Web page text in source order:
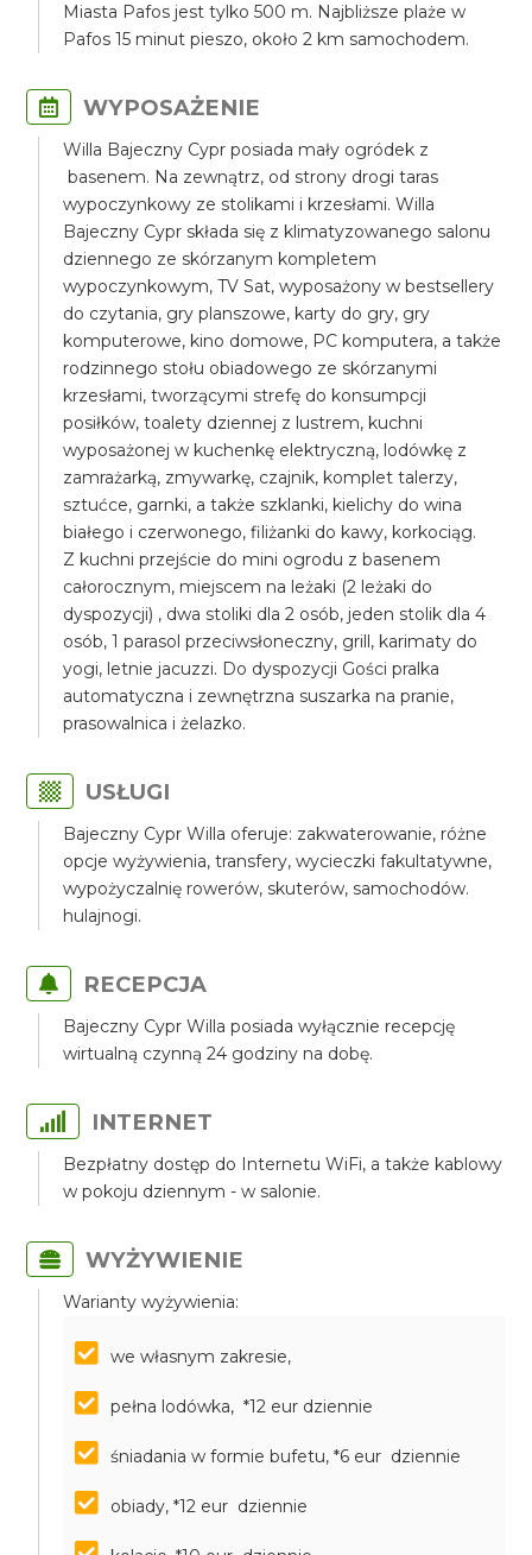
Miasta Pafos jest tylko 500 m. Najbliższe plaże w
Pafos 15 minut pieszo, około 2 km samochodem.
WYPOSAŻENIE
Willa Bajeczny Cypr posiada mały ogródek z
basenem. Na zewnątrz, od strony drogi taras
wypoczynkowy ze stolikami i krzesłami. Willa
Bajeczny Cypr składa się z klimatyzowanego salonu
dziennego ze skórzanym kompletem
wypoczynkowym, TV Sat, wyposażony w bestsellery
do czytania, gry planszowe, karty do gry, gry
komputerowe, kino domowe, PC komputera, a także
rodzinnego stołu obiadowego ze skórzanymi
krzesłami, tworzącymi strefę do konsumpcji
posiłków, toalety dziennej z lustrem, kuchni
wyposażonej w kuchenkę elektryczną, lodówkę z
zamrażarką, zmywarkę, czajnik, komplet talerzy,
sztućce, garnki, a także szklanki, kielichy do wina
białego i czerwonego, filiżanki do kawy, korkociąg.
Z kuchni przejście do mini ogrodu z basenem
całorocznym, miejscem na leżaki (2 leżaki do
dyspozycji) , dwa stoliki dla 2 osób, jeden stolik dla 4
osób, 1 parasol przeciwsłoneczny, grill, karimaty do
yogi, letnie jacuzzi. Do dyspozycji Gości pralka
automatyczna i zewnętrzna suszarka na pranie,
prasowalnica i żelazko.
USŁUGI
Bajeczny Cypr Willa oferuje: zakwaterowanie, różne
opcje wyżywienia, transfery, wycieczki fakultatywne,
wypożyczalnię rowerów, skuterów, samochodów.
hulajnogi.
RECEPCJA
Bajeczny Cypr Willa posiada wyłącznie recepcję
wirtualną czynną 24 godziny na dobę.
INTERNET
Bezpłatny dostęp do Internetu WiFi, a także kablowy
w pokoju dziennym - w salonie.
WYŻYWIENIE
Warianty wyżywienia:
we własnym zakresie,
pełna lodówka, *12 eur dziennie
śniadania w formie bufetu, *6 eur dziennie
obiady, *12 eur dziennie